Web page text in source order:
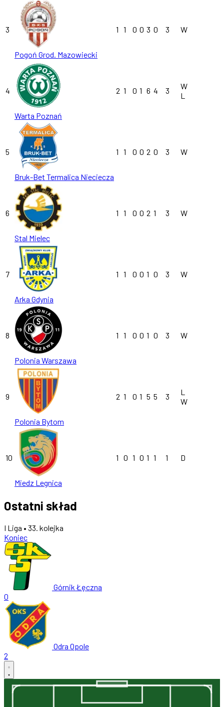
3
Pogoń Grod. Mazowiecki
1 1 0 0 3 0 3 W
4
Warta Poznań
2 1 0 1 6 4 3
W
L
5
Bruk-Bet Termalica Nieciecza
1 1 0 0 2 0 3 W
6
Stal Mielec
1 1 0 0 2 1 3 W
7
Arka Gdynia
1 1 0 0 1 0 3 W
8
Polonia Warszawa
1 1 0 0 1 0 3 W
9
Polonia Bytom
2 1 0 1 5 5 3
L
W
10
Miedz Legnica
1 0 1 0 1 1 1 D
Ostatni skład
I Liga • 33. kolejka
Koniec
Górnik Łęczna
0
Odra Opole
2